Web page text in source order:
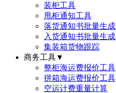
装柜工具
甩柜通知工具
落货通知书批量生成
入货通知书批量生成
集装箱货物跟踪
商务工具▼
整柜海运费报价工具
拼箱海运费报价工具
空运计费重量计算